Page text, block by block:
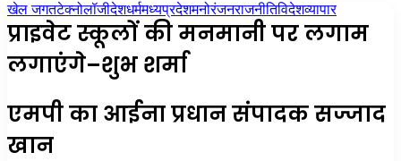
खेल जगतटेक्नोलॉजीदेशधर्ममध्यप्रदेशमनोरंजनराजनीतिविदेशव्यापार
प्राइवेट स्कूलों की मनमानी पर लगाम
लगाएंगे–शुभ शर्मा
एमपी का आईना प्रधान संपादक सज्जाद
खान